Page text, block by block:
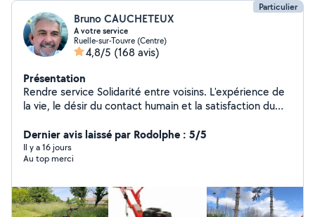
Particulier
Bruno CAUCHETEUX
A votre service
Ruelle-sur-Touvre (Centre)
4,8/5 (168 avis)
Présentation
Rendre service Solidarité entre voisins. L'expérience de
la vie, le désir du contact humain et la satisfaction du
dire gratuité.....
Dernier avis laissé par Rodolphe : 5/5
Il y a 16 jours
Au top merci